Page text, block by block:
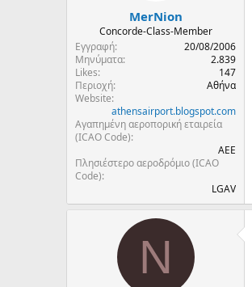
MerNion
Concorde-Class-Member
Εγγραφή
20/08/2006
Μηνύματα
2.839
Likes
147
Περιοχή
Αθήνα
Website
athensairport.blogspot.com
Αγαπημένη αεροπορική εταιρεία
(ICAO Code)
AEE
Πλησιέστερο αεροδρόμιο (ICAO
Code)
LGAV
N